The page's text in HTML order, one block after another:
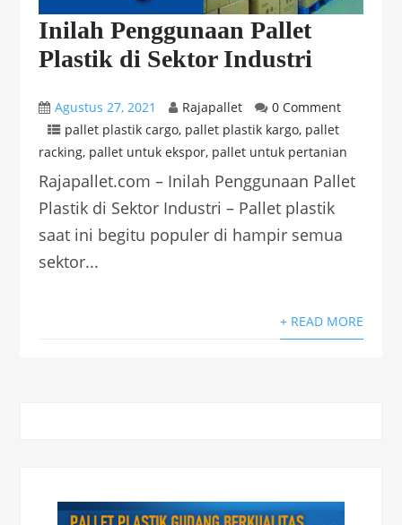
Inilah Penggunaan Pallet
Plastik di Sektor Industri
Agustus 27, 2021 Rajapallet
0 Comment
pallet plastik cargo, pallet plastik kargo, pallet
racking, pallet untuk ekspor, pallet untuk pertanian
Rajapallet.com – Inilah Penggunaan Pallet
Plastik di Sektor Industri – Pallet plastik
saat ini begitu populer di hampir semua
sektor...
+ READ MORE